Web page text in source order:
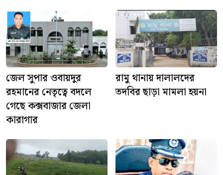
জেল সুপার ওবায়দুর
রহমানের নেতৃত্বে বদলে
গেছে কক্সবাজার জেলা
কারাগার
রামু থানায় দালালদের
তদবির ছাড়া মামলা হয়না